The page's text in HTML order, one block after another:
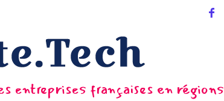
entreprises françaises en régions